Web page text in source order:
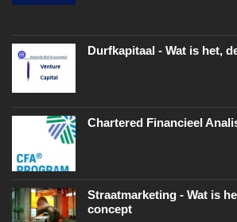
Durfkapitaal - Wat is het,
Chartered Financieel
Straatmarketing - Wat is
concept